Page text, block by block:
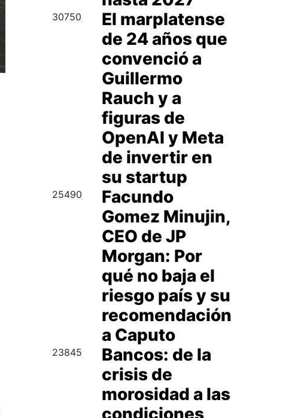
30750
El marplatense
de 24 años que
convenció a
Guillermo
Rauch y a
figuras de
OpenAI y Meta
de invertir en
su startup
25490
Facundo
Gomez Minujin,
CEO de JP
Morgan: Por
qué no baja el
riesgo país y su
recomendación
a Caputo
23845
Bancos: de la
crisis de
morosidad a las
condiciones